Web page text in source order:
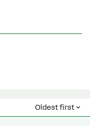
Oldest first